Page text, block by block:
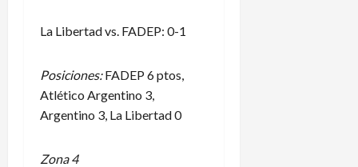
La Libertad vs. FADEP: 0-1
Posiciones:FADEP 6 ptos,
Atlético Argentino 3,
Argentino 3, La Libertad 0
Zona 4